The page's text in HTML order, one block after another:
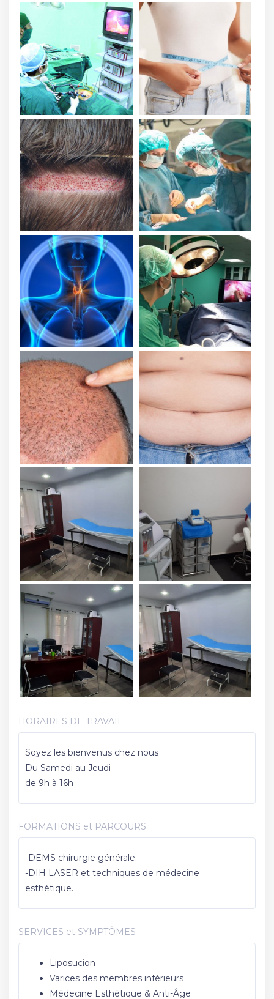
HORAIRES DE TRAVAIL
Soyez les bienvenus chez nous
Du Samedi au Jeudi
de 9h à 16h
FORMATIONS et PARCOURS
-DEMS chirurgie générale.
-DIH LASER et techniques de médecine
esthétique.
SERVICES et SYMPTÔMES
Liposucion
Varices des membres inférieurs
Médecine Esthétique & Anti-Âge